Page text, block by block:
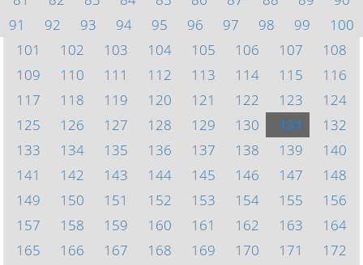
91
92 93 94 95 96 97 98 99
100
101
102 103 104 105 106 107
108
109
110 111 112 113 114 115
116
117
118 119 120 121 122 123
124
125
126 127 128 129 130 131
132
133
134 135 136 137 138 139
140
141
142 143 144 145 146 147
148
149
150 151 152 153 154 155
156
157
158 159 160 161 162 163
164
165
166 167 168 169 170 171
172